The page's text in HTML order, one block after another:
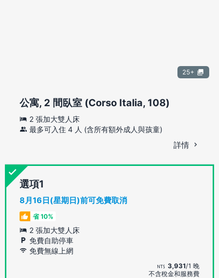
25+
公寓, 2 間臥室 (Corso Italia, 108)
2 張加大雙人床
最多可入住 4 人 (含所有額外成人與孩童)
詳情
選項
8月16日(星期日)前可免費取消
省 10%
2 張加大雙人床
免費自助停車
免費無線上網
3,931/1 晚
不含稅金和服務費